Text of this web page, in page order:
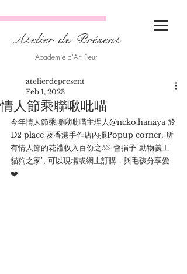
Atelier de Présent
Academie d'Art Fleur
情人節乘聯啾吡喵
atelierdepresent
Feb 1, 2023
今年情人節乘聯啾吡喵主理人@neko.hanaya 於
D2 place 及香港手作店內擺Popup corner, 所
有情人節的花禮收入百份之5% 會捐予"動物義工
貓狗之家", 可以現場或網上訂購，與毛孩分享愛
❤️